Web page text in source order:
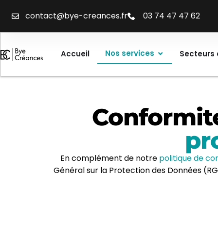
contact@bye-creances.fr 03 74 47 47 62
Accueil Nos services
En complément de notre politique de
Général sur la Protection des Données